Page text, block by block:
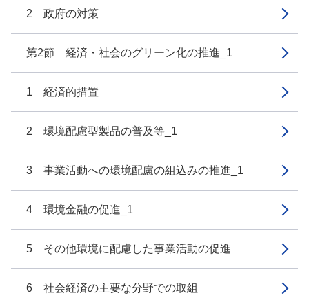
2 政府の対策
第2節 経済・社会のグリーン化の推進_1
1 経済的措置
2 環境配慮型製品の普及等_1
3 事業活動への環境配慮の組込みの推進_1
4 環境金融の促進_1
5 その他環境に配慮した事業活動の促進
6 社会経済の主要な分野での取組